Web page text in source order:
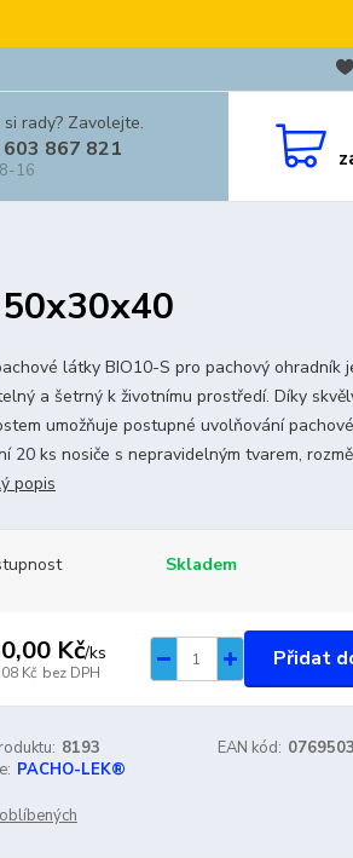
rady? Zavolejte.
867 821
16
látky BIO10-S pro pachový ohradník
a šetrný k životnímu prostře­dí. Díky
umožňuje postupné uvolňování
20 ks nosiče s nepravidelným tvarem,
popis
Skladem
Kč/ks
Kč bez DPH
Přidat
8193 EAN kód:
PACHO-LEK®